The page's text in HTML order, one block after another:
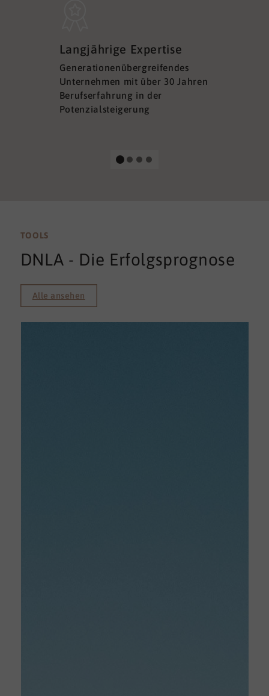
Langjährige Expertise
Generationenübergreifendes
Unternehmen mit über 30 Jahren
Berufserfahrung in der
Potenzialsteigerung
TOOLS
DNLA - Die Erfolgsprognose
Alle ansehen